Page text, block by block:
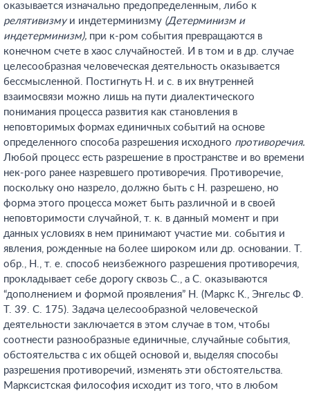
оказывается изначально предопределенным, либо к
релятивизмуи индетерминизму (Детерминизм и
индетерминизм), при к-ром события превращаются в
конечном счете в хаос случайностей. И в том и в др. случае
целесообразная человеческая деятельность оказывается
бессмысленной. Постигнуть Н. и с. в их внутренней
взаимосвязи можно лишь на пути диалектического
понимания процесса развития как становления в
неповторимых формах единичных событий на основе
определенного способа разрешения исходного противоречия.
Любой процесс есть разрешение в пространстве и во времени
нек-рого ранее назревшего противоречия. Противоречие,
поскольку оно назрело, должно быть с Н. разрешено, но
форма этого процесса может быть различной и в своей
неповторимости случайной, т. к. в данный момент и при
данных условиях в нем принимают участие ми. события и
явления, рожденные на более широком или др. основании. Т.
обр., Н., т. е. способ неизбежного разрешения противоречия,
прокладывает себе дорогу сквозь С., а С. оказываются
“дополнением и формой проявления” Н. (Маркс К., Энгельс Ф.
Т. 39. С. 175). Задача целесообразной человеческой
деятельности заключается в этом случае в том, чтобы
соотнести разнообразные единичные, случайные события,
обстоятельства с их общей основой и, выделяя способы
разрешения противоречий, изменять эти обстоятельства.
Марксистская философия исходит из того, что в любом